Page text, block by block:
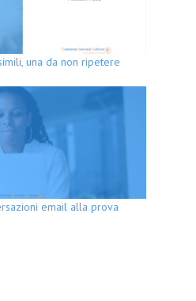
una da non ripetere
email alla prova